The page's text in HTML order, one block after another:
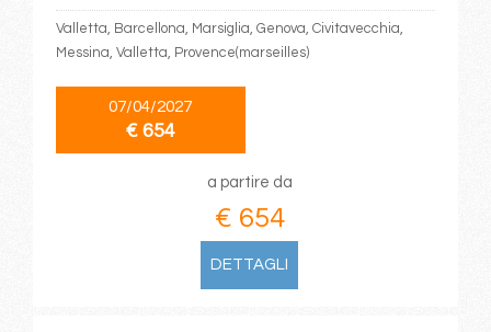
Valletta, Barcellona, Marsiglia, Genova, Civitavecchia,
Messina, Valletta, Provence(marseilles)
07/04/2027
€ 654
a partire da
€ 654
DETTAGLI